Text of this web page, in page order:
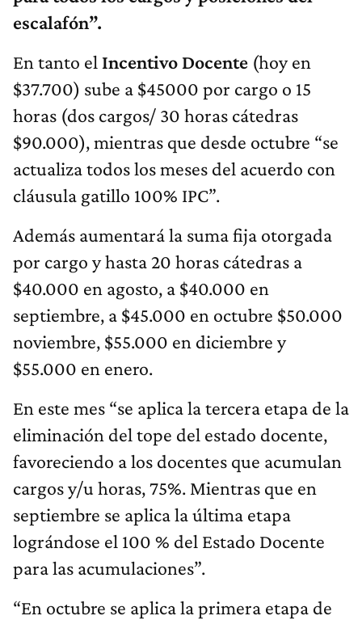
escalafón”.
En tanto el Incentivo Docente (hoy en
$37.700) sube a $45000 por cargo o 15
horas (dos cargos/ 30 horas cátedras
$90.000), mientras que desde octubre “se
actualiza todos los meses del acuerdo con
cláusula gatillo 100% IPC”.
Además aumentará la suma fija otorgada
por cargo y hasta 20 horas cátedras a
$40.000 en agosto, a $40.000 en
septiembre, a $45.000 en octubre $50.000
noviembre, $55.000 en diciembre y
$55.000 en enero.
En este mes “se aplica la tercera etapa de la
eliminación del tope del estado docente,
favoreciendo a los docentes que acumulan
cargos y/u horas, 75%. Mientras que en
septiembre se aplica la última etapa
lográndose el 100 % del Estado Docente
para las acumulaciones”.
“En octubre se aplica la primera etapa de